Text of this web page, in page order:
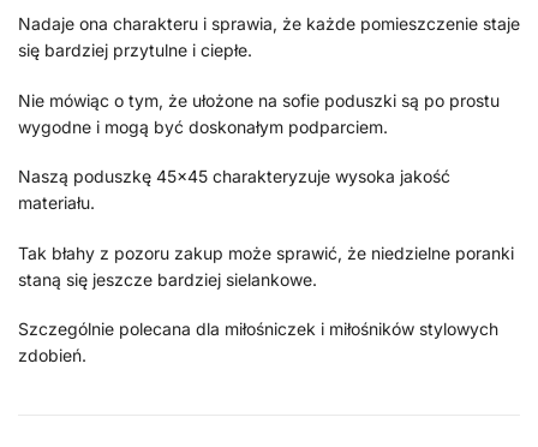
Nadaje ona charakteru i sprawia, że każde pomieszczenie staje
się bardziej przytulne i ciepłe.
Nie mówiąc o tym, że ułożone na sofie poduszki są po prostu
wygodne i mogą być doskonałym podparciem.
Naszą poduszkę 45×45 charakteryzuje wysoka jakość
materiału.
Tak błahy z pozoru zakup może sprawić, że niedzielne poranki
staną się jeszcze bardziej sielankowe.
Szczególnie polecana dla miłośniczek i miłośników stylowych
zdobień.